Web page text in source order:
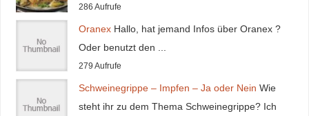
286 Aufrufe
Oranex Hallo, hat jemand Infos über Oranex ?
Oder benutzt den ...
279 Aufrufe
Schweinegrippe – Impfen – Ja oder Nein Wie
steht ihr zu dem Thema Schweinegrippe? Ich